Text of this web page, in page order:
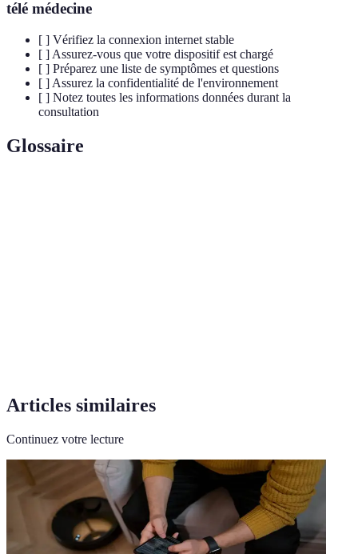
télé médecine
[ ] Vérifiez la connexion internet stable
[ ] Assurez-vous que votre dispositif est chargé
[ ] Préparez une liste de symptômes et questions
[ ] Assurez la confidentialité de l'environnement
[ ] Notez toutes les informations données durant la
consultation
Glossaire
Articles similaires
Continuez votre lecture